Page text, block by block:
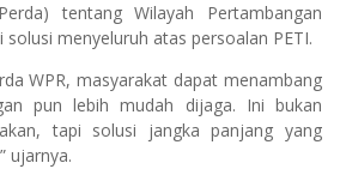
tentang Wilayah Pertambangan
solusi menyeluruh atas persoalan PETI.
WPR, masyarakat dapat menambang
pun lebih mudah dijaga. Ini bukan
tapi solusi jangka panjang yang
ujarnya.